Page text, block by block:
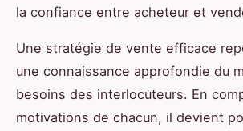
la confiance entre acheteur et
Une stratégie de vente efficace
une connaissance approfondie du
besoins des interlocuteurs. En
motivations de chacun, il devient